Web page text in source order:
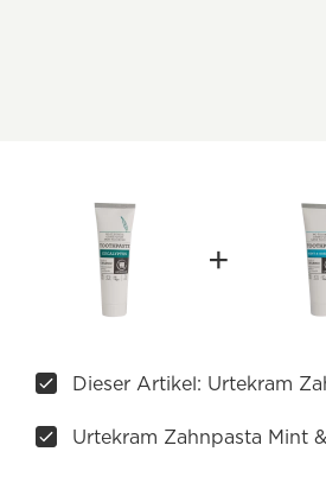
Dieser Artikel: Urtekram
Urtekram Zahnpasta Mint